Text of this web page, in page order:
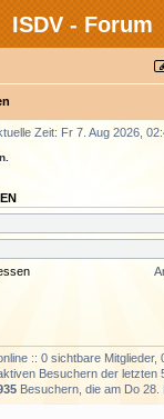
ISDV - Forum
Zeit: Fr 7. Aug 2026,
:: 0 sichtbare Mitglieder,
Besuchern der letzten
Besuchern, die am Do